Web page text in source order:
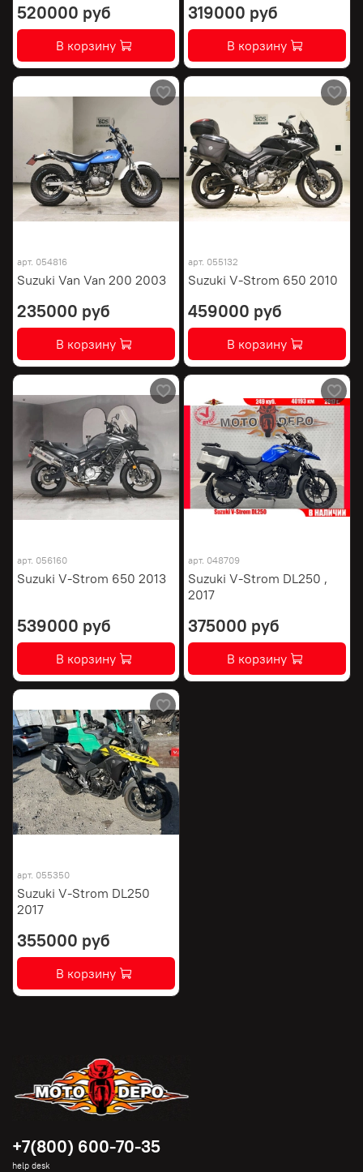
520000 руб
В корзину
319000 руб
В корзину
арт. 054816
Suzuki Van Van 200 2003
235000 руб
В корзину
арт. 055132
Suzuki V-Strom 650 2010
459000 руб
В корзину
арт. 056160
Suzuki V-Strom 650 2013
539000 руб
В корзину
арт. 048709
Suzuki V-Strom DL250 ,
2017
375000 руб
В корзину
арт. 055350
Suzuki V-Strom DL250
2017
355000 руб
В корзину
+7(800) 600-70-35
help desk